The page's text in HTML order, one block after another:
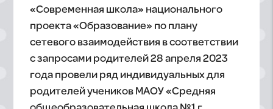
«Современная школа» национального
проекта «Образование» по плану
сетевого взаимодействия в соответствии
с запросами родителей 28 апреля 2023
года провели ряд индивидуальных для
родителей учеников МАОУ «Средняя